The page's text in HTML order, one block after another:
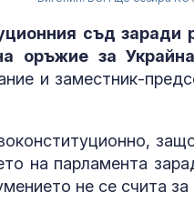
съд заради
оръжие за
и заместник-
на парламента
не се счита